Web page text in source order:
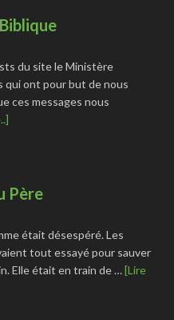
du site le Ministère
ont pour but de nous
ces messages nous
Père
était désespéré. Les
tout essayé pour sauver
Elle était en train de …[Lire